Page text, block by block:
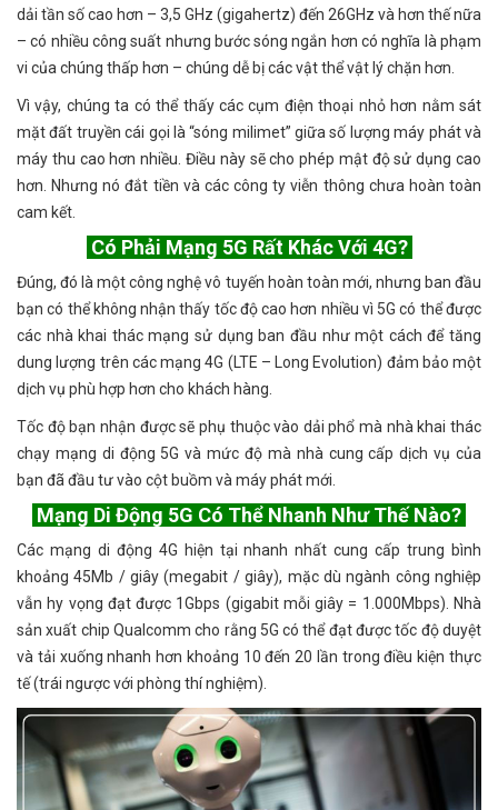
dải tần số cao hơn – 3,5 GHz (gigahertz) đến 26GHz và hơn thế nữa
– có nhiều công suất nhưng bước sóng ngắn hơn có nghĩa là phạm
vi của chúng thấp hơn – chúng dễ bị các vật thể vật lý chặn hơn.
Vì vậy, chúng ta có thể thấy các cụm điện thoại nhỏ hơn nằm sát
mặt đất truyền cái gọi là “sóng milimet” giữa số lượng máy phát và
máy thu cao hơn nhiều. Điều này sẽ cho phép mật độ sử dụng cao
hơn. Nhưng nó đắt tiền và các công ty viễn thông chưa hoàn toàn
cam kết.
Có Phải Mạng 5G Rất Khác Với 4G?
Đúng, đó là một công nghệ vô tuyến hoàn toàn mới, nhưng ban đầu
bạn có thể không nhận thấy tốc độ cao hơn nhiều vì 5G có thể được
các nhà khai thác mạng sử dụng ban đầu như một cách để tăng
dung lượng trên các mạng 4G (LTE – Long Evolution) đảm bảo một
dịch vụ phù hợp hơn cho khách hàng.
Tốc độ bạn nhận được sẽ phụ thuộc vào dải phổ mà nhà khai thác
chạy mạng di động 5G và mức độ mà nhà cung cấp dịch vụ của
bạn đã đầu tư vào cột buồm và máy phát mới.
Mạng Di Động 5G Có Thể Nhanh Như Thế Nào?
Các mạng di động 4G hiện tại nhanh nhất cung cấp trung bình
khoảng 45Mb / giây (megabit / giây), mặc dù ngành công nghiệp
vẫn hy vọng đạt được 1Gbps (gigabit mỗi giây = 1.000Mbps). Nhà
sản xuất chip Qualcomm cho rằng 5G có thể đạt được tốc độ duyệt
và tải xuống nhanh hơn khoảng 10 đến 20 lần trong điều kiện thực
tế (trái ngược với phòng thí nghiệm).